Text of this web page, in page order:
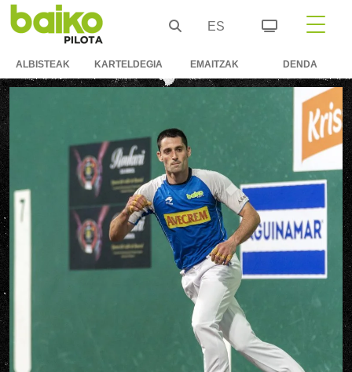
ES
ALBISTEAK KARTELDEGIA EMAITZAK DENDA